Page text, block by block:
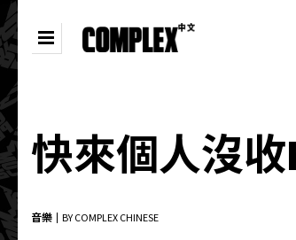
快來個人沒
音樂 BY COMPLEX CHINESE